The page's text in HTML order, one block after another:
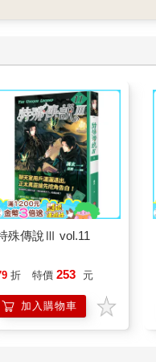
殊傳說Ⅲ vol.11
折 特價 253 元
加入購物車